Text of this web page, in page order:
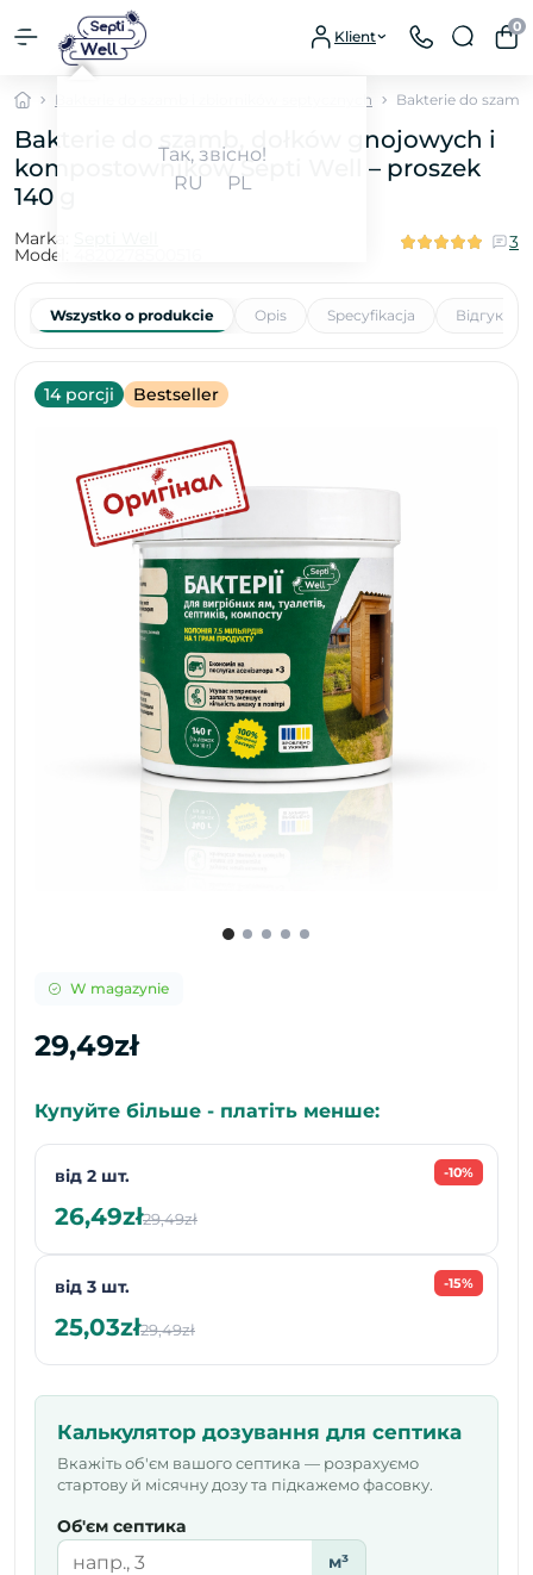
Klient
0
Bakterie do szamb i zbiorników septycznych Bakterie do
Bakterie do szamb, dołków gnojowych i
kompostowników Septi Well – proszek
140 g
Marka:
Model:
3
Wszystko o produkcie Opis Specyfikacja Відгуки
14 porcji Bestseller
W magazynie
29,49zł
Купуйте більше - платіть менше:
-10%
від 2 шт.
26,49zł29,49zł
-15%
від 3 шт.
25,03zł29,49zł
Калькулятор дозування для септика
Вкажіть об'єм вашого септика — розрахуємо
стартову й місячну дозу та підкажемо фасовку.
Об'єм септика
м³
Так, звісно!
RU
PL